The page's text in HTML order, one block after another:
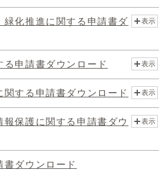
緑化推進に関する申請書ダ
表示
る申請書ダウンロード 表示
関する申請書ダウンロード 表示
報保護に関する申請書ダウ
表示
書ダウンロード